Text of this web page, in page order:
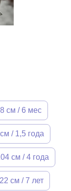
см / 6 мес
/ 1,5 года
см / 4 года
см / 7 лет